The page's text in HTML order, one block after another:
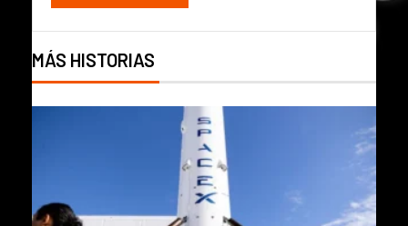
MÁS HISTORIAS